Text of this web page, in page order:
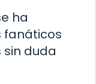
ha
fanáticos
sin duda